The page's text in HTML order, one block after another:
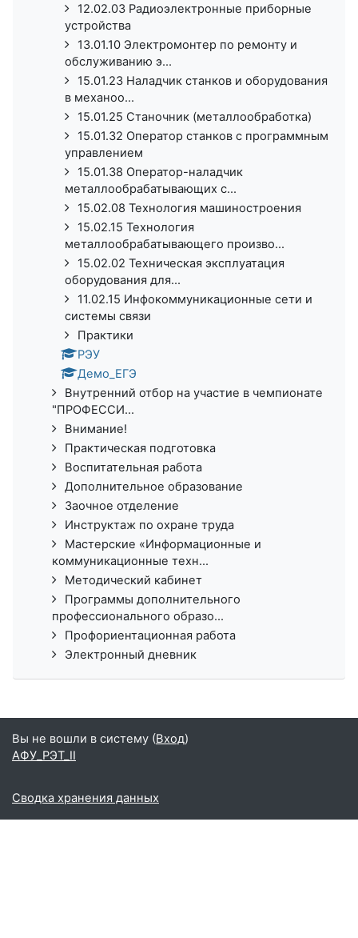
12.02.03 Радиоэлектронные приборные
устройства
13.01.10 Электромонтер по ремонту и
обслуживанию э...
15.01.23 Наладчик станков и оборудования
в механоо...
15.01.25 Станочник (металлообработка)
15.01.32 Оператор станков с программным
управлением
15.01.38 Оператор-наладчик
металлообрабатывающих с...
15.02.08 Технология машиностроения
15.02.15 Технология
металлообрабатывающего произво...
15.02.02 Техническая эксплуатация
оборудования для...
11.02.15 Инфокоммуникационные сети и
системы связи
Практики
РЭУ
Демо_ЕГЭ
Внутренний отбор на участие в чемпионате
"ПРОФЕССИ...
Внимание!
Практическая подготовка
Воспитательная работа
Дополнительное образование
Заочное отделение
Инструктаж по охране труда
Мастерские «Информационные и
коммуникационные техн...
Методический кабинет
Программы дополнительного
профессионального образо...
Профориентационная работа
Электронный дневник
Вы не вошли в систему (Вход)
АФУ_РЭТ_II
Сводка хранения данных